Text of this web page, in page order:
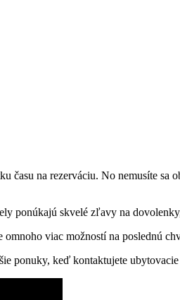
času na rezerváciu. No nemusíte
ponúkajú skvelé zľavy na
viac možností na poslednú
ponuky, keď kontaktujete